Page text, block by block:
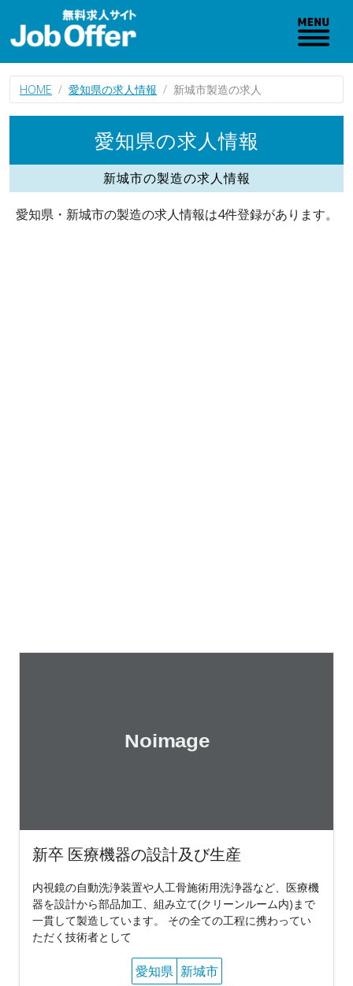
HOME 愛知県の求人情報 新城市製造の求人
愛知県の求人情報
新城市の製造の求人情報
愛知県・新城市の製造の求人情報は4件登録があります。
新卒 医療機器の設計及び生産
内視鏡の自動洗浄装置や人工骨施術用洗浄器など、医療機
器を設計から部品加工、組み立て(クリーンルーム内)まで
一貫して製造しています。 その全ての工程に携わってい
ただく技術者として
愛知県 新城市